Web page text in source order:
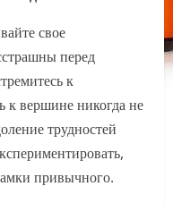
свое
перед
к
к вершине никогда не
трудностей
привычного.